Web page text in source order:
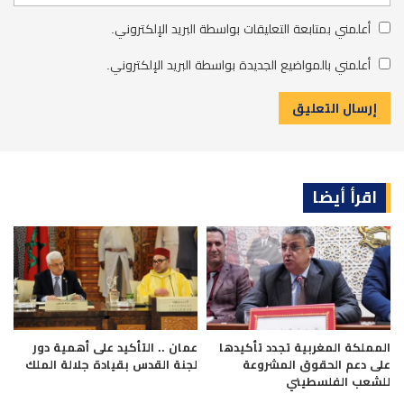
أعلمني بمتابعة التعليقات بواسطة البريد الإلكتروني.
أعلمني بالمواضيع الجديدة بواسطة البريد الإلكتروني.
اقرأ أيضا
المملكة المغربية تجدد تأكيدها
على دعم الحقوق المشروعة
للشعب الفلسطيني
عمان .. التأكيد على أهمية دور
لجنة القدس بقيادة جلالة الملك